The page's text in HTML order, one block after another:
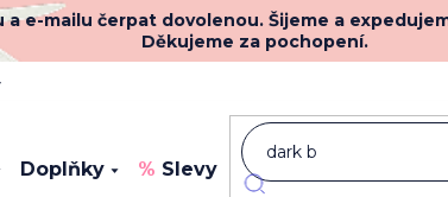
e-mailu čerpat dovolenou. Šijeme a
Děkujeme za pochopení.
Doplňky Slevy Novinky